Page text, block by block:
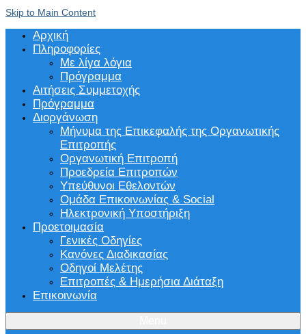
Skip to Main Content
Αρχική
Πληροφορίες
Με λίγα λόγια
Πρόγραμμα
Αιτήσεις Συμμετοχής
Πρόγραμμα
Διοργάνωση
Μήνυμα της Επικεφαλής της Οργανωτικής
Επιτροπής
Οργανωτική Επιτροπή
Προεδρεία Επιτροπών
Υπεύθυνοι Εθελοντών
Ομάδα Επικοινωνίας & Social
Ηλεκτρονική Υποστήριξη
Προετοιμασία
Γενικές Οδηγίες
Κανόνες Διαδικασίας
Οδηγοί Μελέτης
Επιτροπές & Ημερήσια Διάταξη
Επικοινωνία